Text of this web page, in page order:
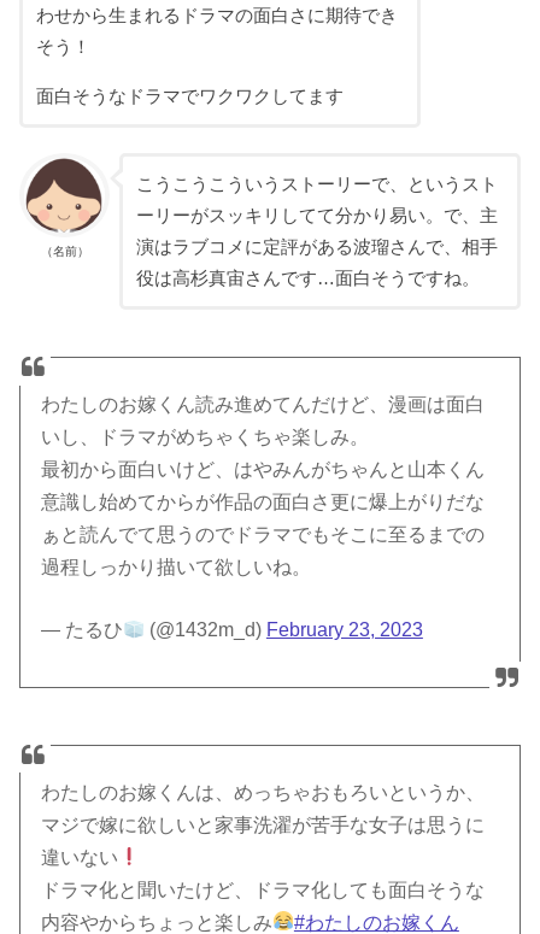
わせから生まれるドラマの面白さに期待でき
そう！
面白そうなドラマでワクワクしてます
（名前）
こうこうこういうストーリーで、というスト
ーリーがスッキリしてて分かり易い。で、主
演はラブコメに定評がある波瑠さんで、相手
役は高杉真宙さんです…面白そうですね。
わたしのお嫁くん読み進めてんだけど、漫画は面白
いし、ドラマがめちゃくちゃ楽しみ。
最初から面白いけど、はやみんがちゃんと山本くん
意識し始めてからが作品の面白さ更に爆上がりだな
ぁと読んでて思うのでドラマでもそこに至るまでの
過程しっかり描いて欲しいね。
— たるひ (@1432m_d) February 23, 2023
わたしのお嫁くんは、めっちゃおもろいというか、
マジで嫁に欲しいと家事洗濯が苦手な女子は思うに
違いない
ドラマ化と聞いたけど、ドラマ化しても面白そうな
内容やからちょっと楽しみ
#わたしのお嫁くん